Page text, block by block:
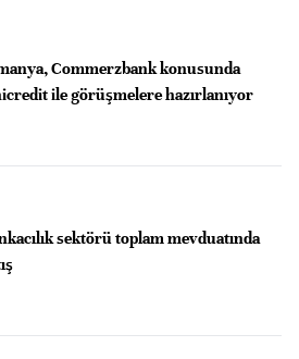
Commerzbank konusunda
ile görüşmelere hazırlanıyor
sektörü toplam mevduatında